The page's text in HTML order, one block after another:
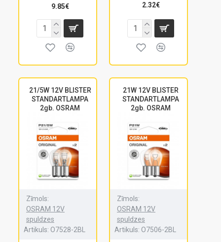
9.85€ 2.32€
21/5W 12V BLISTER
STANDARTLAMPA
2gb. OSRAM
Zīmols:
OSRAM 12V
spuldzes
Artikuls: O7528-2BL
21W 12V BLISTER
STANDARTLAMPA
2gb. OSRAM
Zīmols:
OSRAM 12V
spuldzes
Artikuls: O7506-2BL